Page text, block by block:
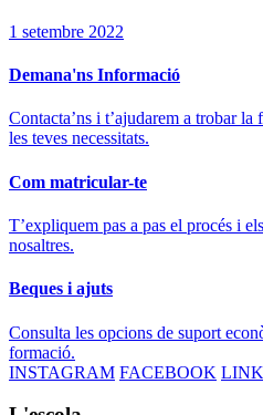
1 setembre 2022
Demana'ns Informació
Contacta’ns i t’ajudarem a trobar
les teves necessitats.
Com matricular-te
T’expliquem pas a pas el procés i
nosaltres.
Beques i ajuts
Consulta les opcions de suport
formació.
INSTAGRAM FACEBOOK